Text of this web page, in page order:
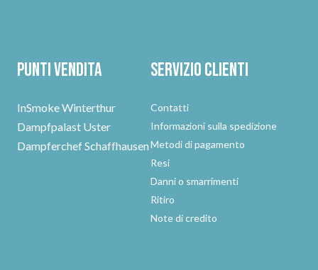
Punti vendita
InSmoke Winterthur
Dampfpalast Uster
Dampferchef Schaffhausen
Servizio clienti
Contatti
Informazioni sulla spedizione
Metodi di pagamento
Resi
Danni o smarrimenti
Ritiro
Note di credito